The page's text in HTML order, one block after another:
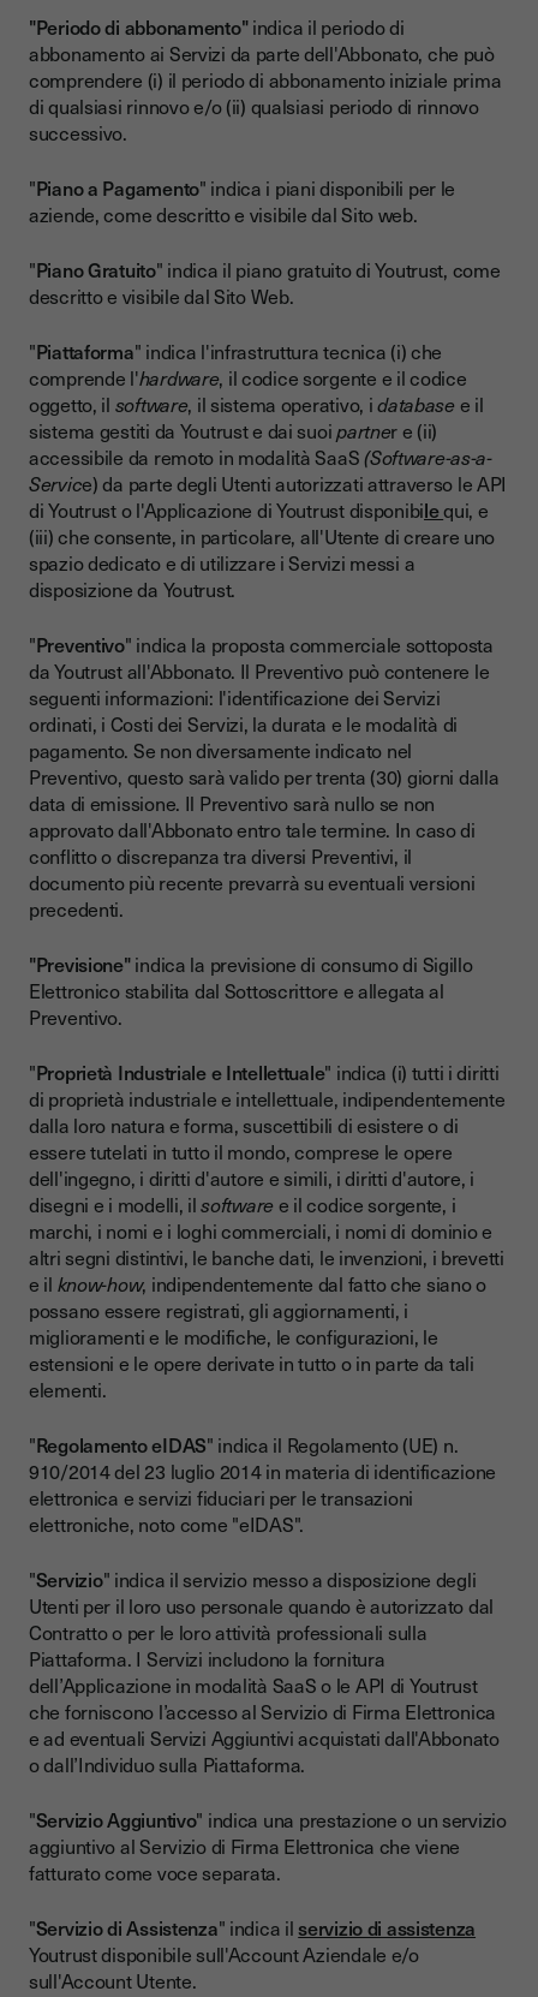
"Periodo di abbonamento"indica il periodo di
abbonamento ai Servizi da parte dell'Abbonato, che può
comprendere (i) il periodo di abbonamento iniziale prima
di qualsiasi rinnovo e/o (ii) qualsiasi periodo di rinnovo
successivo.
"Piano a Pagamento" indica i piani disponibili per le
aziende, come descritto e visibile dal Sito web.
"Piano Gratuito" indica il piano gratuito di Youtrust, come
descritto e visibile dal Sito Web.
"Piattaforma" indica l'infrastruttura tecnica (i) che
comprende l'hardware, il codice sorgente e il codice
oggetto, il software, il sistema operativo, idatabase e il
sistema gestiti da Youtrust e dai suoipartner e (ii)
accessibile da remoto in modalità SaaS(Software-as-a-
Service) da parte degli Utenti autorizzati attraverso le API
di Youtrust o l'Applicazione di Youtrust disponibilequi, e
(iii) che consente, in particolare, all'Utente di creare uno
spazio dedicato e di utilizzare i Servizi messi a
disposizione da Youtrust.
"Preventivo" indica la proposta commerciale sottoposta
da Youtrust all'Abbonato. Il Preventivo può contenere le
seguenti informazioni: l'identificazione dei Servizi
ordinati, i Costi dei Servizi, la durata e le modalità di
pagamento. Se non diversamente indicato nel
Preventivo, questo sarà valido per trenta (30) giorni dalla
data di emissione. Il Preventivo sarà nullo se non
approvato dall'Abbonato entro tale termine. In caso di
conflitto o discrepanza tra diversi Preventivi, il
documento più recente prevarrà su eventuali versioni
precedenti.
"Previsione"indica la previsione di consumo di Sigillo
Elettronico stabilita dal Sottoscrittore e allegata al
Preventivo.
"Proprietà Industriale e Intellettuale" indica (i) tutti i diritti
di proprietà industriale e intellettuale, indipendentemente
dalla loro natura e forma, suscettibili di esistere o di
essere tutelati in tutto il mondo, comprese le opere
dell'ingegno, i diritti d'autore e simili, i diritti d'autore, i
disegni e i modelli, ilsoftware e il codice sorgente, i
marchi, i nomi e i loghi commerciali, i nomi di dominio e
altri segni distintivi, le banche dati, le invenzioni, i brevetti
e il know-how, indipendentemente dal fatto che siano o
possano essere registrati, gli aggiornamenti, i
miglioramenti e le modifiche, le configurazioni, le
estensioni e le opere derivate in tutto o in parte da tali
elementi.
"Regolamento eIDAS" indica il Regolamento (UE) n.
910/2014 del 23 luglio 2014 in materia di identificazione
elettronica e servizi fiduciari per le transazioni
elettroniche, noto come "eIDAS".
"Servizio" indica il servizio messo a disposizione degli
Utenti per il loro uso personale quando è autorizzato dal
Contratto o per le loro attività professionali sulla
Piattaforma. I Servizi includono la fornitura
dell’Applicazione in modalità SaaS o le API di Youtrust
che forniscono l’accesso al Servizio di Firma Elettronica
e ad eventuali Servizi Aggiuntivi acquistati dall'Abbonato
o dall’Individuo sulla Piattaforma.
"Servizio Aggiuntivo" indica una prestazione o un servizio
aggiuntivo al Servizio di Firma Elettronica che viene
fatturato come voce separata.
"Servizio di Assistenza" indica ilservizio di assistenza
Youtrust disponibile sull'Account Aziendale e/o
sull'Account Utente.